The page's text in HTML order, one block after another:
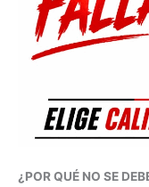
¿POR QUÉ NO SE